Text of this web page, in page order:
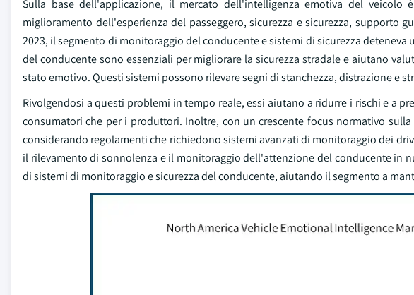
Sulla base dell'applicazione, il mercato dell'intelligenza emotiva del veicolo
miglioramento dell'esperienza del passeggero, sicurezza e sicurezza, supporto
2023, il segmento di monitoraggio del conducente e sistemi di sicurezza
del conducente sono essenziali per migliorare la sicurezza stradale e aiutano
stato emotivo. Questi sistemi possono rilevare segni di stanchezza, distrazione e
Rivolgendosi a questi problemi in tempo reale, essi aiutano a ridurre i rischi e a
consumatori che per i produttori. Inoltre, con un crescente focus normativo
considerando regolamenti che richiedono sistemi avanzati di monitoraggio dei
il rilevamento di sonnolenza e il monitoraggio dell'attenzione del conducente in
di sistemi di monitoraggio e sicurezza del conducente, aiutando il segmento a